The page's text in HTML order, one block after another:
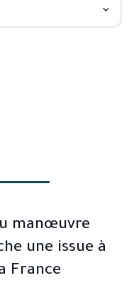
manœuvre
une issue à
France